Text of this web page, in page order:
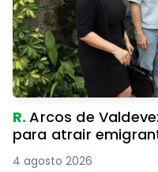
R.Arcos de
para atrair
4 agosto 2026